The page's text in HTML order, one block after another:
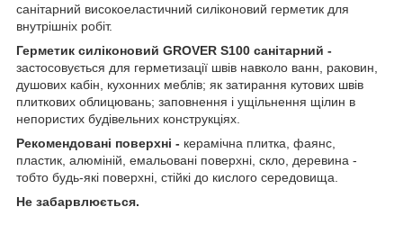
санітарний високоеластичний силіконовий герметик для
внутрішніх робіт.
Герметик силіконовий GROVER S100 санітарний -
застосовується для герметизації швів навколо ванн, раковин,
душових кабін, кухонних меблів; як затирання кутових швів
плиткових облицювань; заповнення і ущільнення щілин в
непористих будівельних конструкціях.
Рекомендовані поверхні - керамічна плитка, фаянс,
пластик, алюміній, емальовані поверхні, скло, деревина -
тобто будь-які поверхні, стійкі до кислого середовища.
Не забарвлюється.